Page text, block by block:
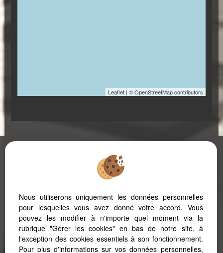
Leaflet | © OpenStreetMap contributors
PRAYSSAC IMMOBILIER - AGENCE FAVORY
2 avenue du Colonel Pardes
46220Prayssac
+33 5 65 36 54 19
Nous utiliserons uniquement les données personnelles
pour lesquelles vous avez donné votre accord. Vous
pouvez les modifier à n'importe quel moment via la
rubrique "Gérer les cookies" en bas de notre site, à
l'exception des cookies essentiels à son fonctionnement.
Pour plus d'informations sur vos données personnelles,